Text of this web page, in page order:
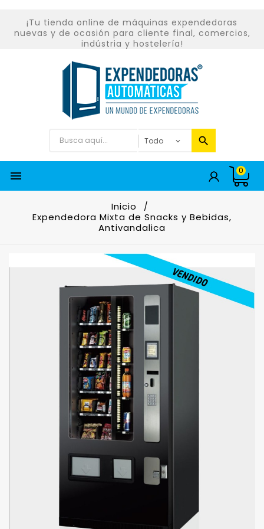
¡Tu tienda online de máquinas expendedoras
nuevas y de ocasión para cliente final, comercios,
indústria y hostelería!
 0
Inicio
Expendedora Mixta de Snacks y Bebidas,
Antivandalica